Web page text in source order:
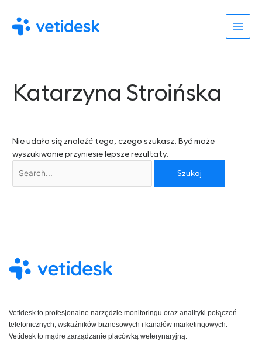
treści
Katarzyna Stroińska
Nie udało się znaleźć tego, czego szukasz. Być może
wyszukiwanie przyniesie lepsze rezultaty.
dla:
Vetidesk to profesjonalne narzędzie monitoringu oraz analityki połączeń
telefonicznych, wskaźników biznesowych i kanałów marketingowych.
Vetidesk to mądre zarządzanie placówką weterynaryjną.